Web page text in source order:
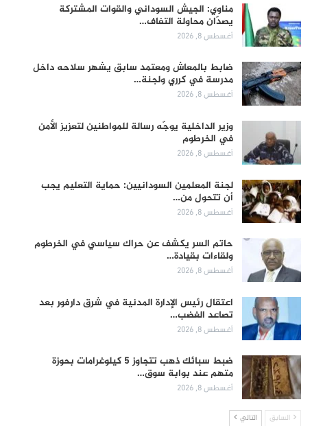
مناوي: الجيش السوداني والقوات المشتركة
يصدّان محاولة التفاف…
أغسطس 8, 2026
ضابط بالمعاش ومعتمد سابق يشهر سلاحه داخل
مدرسة في كرري ولجنة…
أغسطس 8, 2026
وزير الداخلية يوجّه رسالة للمواطنين لتعزيز الأمن
في الخرطوم
أغسطس 8, 2026
لجنة المعلمين السودانيين: حماية التعليم يجب
أن تتحول من…
أغسطس 8, 2026
حاتم السر يكشف عن حراك سياسي في الخرطوم
ولقاءات بقيادة…
أغسطس 8, 2026
اعتقال رئيس الإدارة المدنية في شرق دارفور بعد
تصاعد الغضب…
أغسطس 8, 2026
ضبط سبائك ذهب تتجاوز 5 كيلوغرامات بحوزة
متهم عند بوابة سوق…
أغسطس 8, 2026
السابق التالي